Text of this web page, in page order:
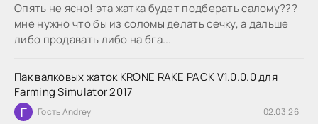
Опять не ясно! эта жатка будет подберать салому???
мне нужно что бы из соломы делать сечку, а дальше
либо продавать либо на бга...
Пак валковых жаток KRONE RAKE PACK V1.0.0.0 для
Farming Simulator 2017
Г Гость Andrey 02.03.26